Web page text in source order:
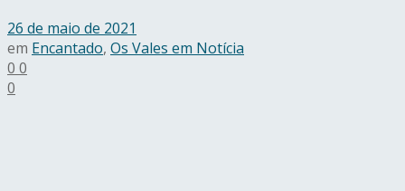
26 de maio de 2021
em Encantado, Os Vales em Notícia
0 0
0